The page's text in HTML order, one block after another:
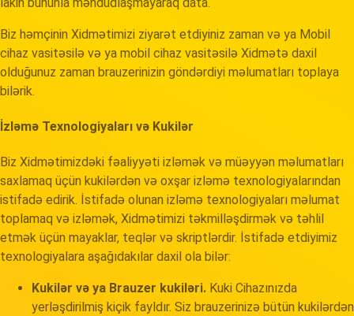
Biz həmçinin Xidmətimizi ziyarət etdiyiniz zaman və ya Mobil
cihaz vasitəsilə və ya mobil cihaz vasitəsilə Xidmətə daxil
olduğunuz zaman brauzerinizin göndərdiyi məlumatları toplaya
bilərik.
İzləmə Texnologiyaları və Kukilər
Biz Xidmətimizdəki fəaliyyəti izləmək və müəyyən məlumatları
saxlamaq üçün kukilərdən və oxşar izləmə texnologiyalarından
istifadə edirik. İstifadə olunan izləmə texnologiyaları məlumat
toplamaq və izləmək, Xidmətimizi təkmilləşdirmək və təhlil
etmək üçün mayaklar, teqlər və skriptlərdir. İstifadə etdiyimiz
texnologiyalara aşağıdakılar daxil ola bilər:
Kukilər və ya Brauzer kukiləri. Kuki Cihazınızda
yerləşdirilmiş kiçik fayldır. Siz brauzerinizə bütün kukilərdən